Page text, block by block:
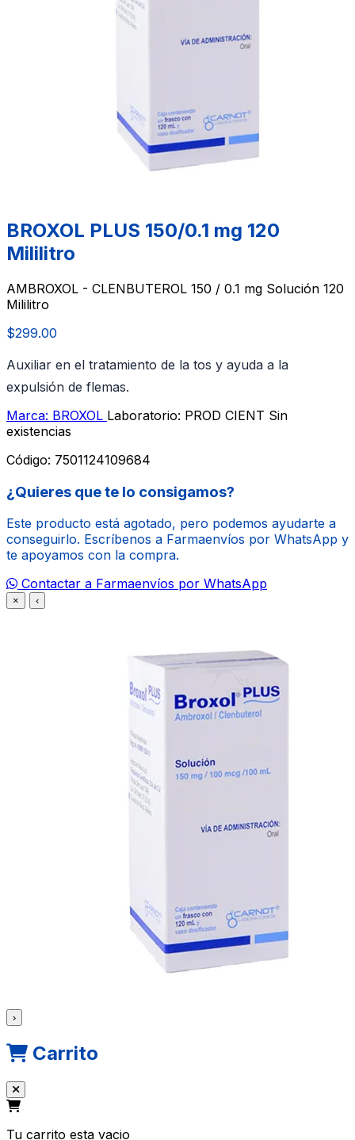
BROXOL PLUS 150/0.1 mg 120
Mililitro
AMBROXOL - CLENBUTEROL 150 / 0.1 mg Solución 120
Mililitro
$299.00
Auxiliar en el tratamiento de la tos y ayuda a la
expulsión de flemas.
Marca: BROXOL Laboratorio: PROD CIENT Sin
existencias
Código: 7501124109684
¿Quieres que te lo consigamos?
Este producto está agotado, pero podemos ayudarte a
conseguirlo. Escríbenos a Farmaenvíos por WhatsApp y
te apoyamos con la compra.
Contactar a Farmaenvíos por WhatsApp
× ‹
›
Carrito
Tu carrito esta vacio